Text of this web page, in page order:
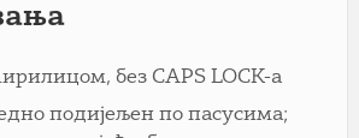
без CAPS LOCK-а
подијељен по пасусима;